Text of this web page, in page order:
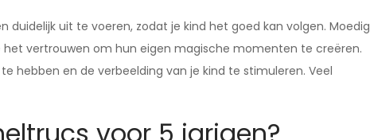
uit te voeren, zodat je kind het goed kan volgen. Moedig
vertrouwen om hun eigen magische momenten te creëren.
hebben en de verbeelding van je kind te stimuleren. Veel